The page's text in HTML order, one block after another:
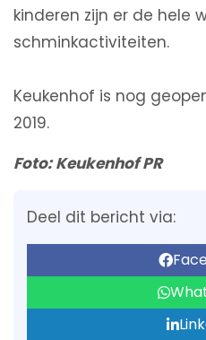
kinderen zijn er de hele
schminkactiviteiten.
Keukenhof is nog
2019.
Foto: Keukenhof PR
Deel dit bericht via: